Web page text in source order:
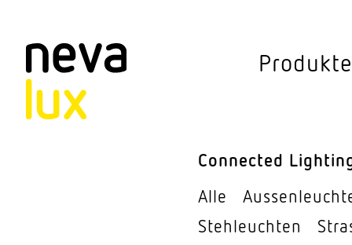
Produkte
Connected
Alle
Steh­leuchten